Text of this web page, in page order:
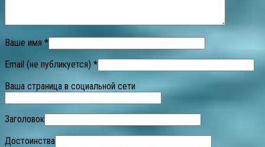
Ваше имя *
Email (не публикуется) *
Ваша страница в социальной сети
Заголовок
Достоинства